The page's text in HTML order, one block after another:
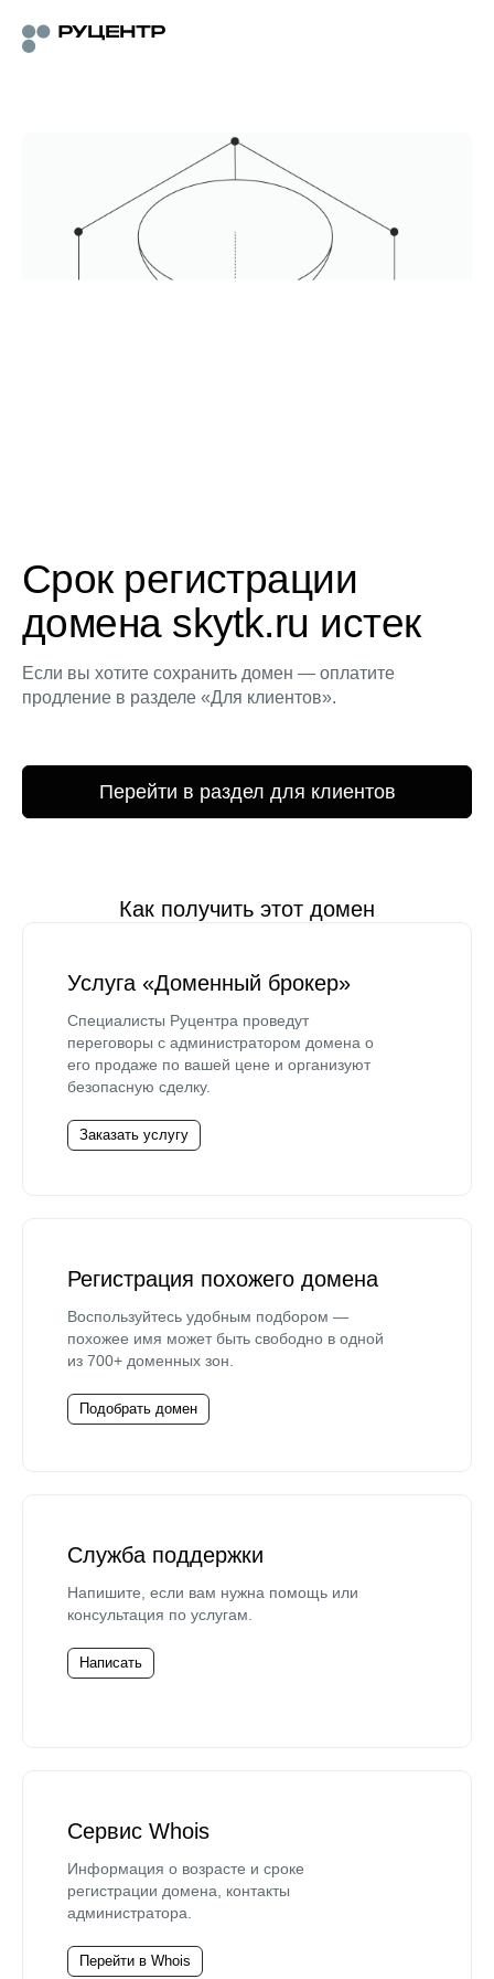
Срок регистрации
домена skytk.ru истек
Если вы хотите сохранить домен — оплатите
продление в разделе «Для клиентов».
Перейти в раздел для клиентов
Как получить этот домен
Услуга «Доменный брокер»
Специалисты Руцентра проведут
переговоры с администратором домена о
его продаже по вашей цене и организуют
безопасную сделку.
Заказать услугу
Регистрация похожего домена
Воспользуйтесь удобным подбором —
похожее имя может быть свободно в одной
из 700+ доменных зон.
Подобрать домен
Служба поддержки
Напишите, если вам нужна помощь или
консультация по услугам.
Написать
Сервис Whois
Информация о возрасте и сроке
регистрации домена, контакты
администратора.
Перейти в Whois